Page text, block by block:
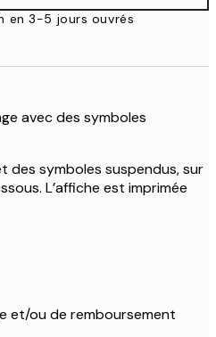
$67.95
en 3-5 jours ouvrés
avec des symboles
des symboles suspendus, sur
L’affiche est imprimée
et/ou de remboursement